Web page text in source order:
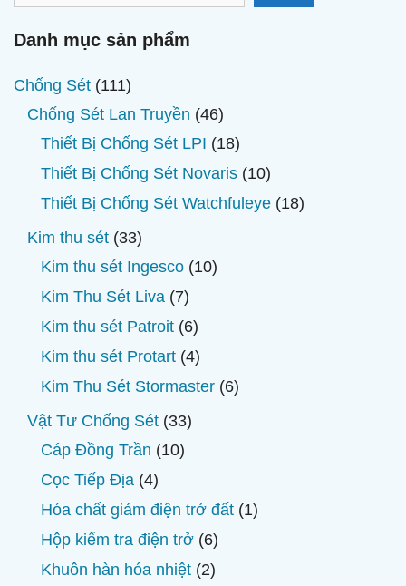
Danh mục sản phẩm
Chống Sét 111111
sản
phẩm
Chống Sét Lan Truyền 4646
sản
phẩm
Thiết Bị Chống Sét LPI 1818
sản
phẩm
Thiết Bị Chống Sét Novaris 1010
sản
Thiết Bị Chống Sét Watchfuleye 1818
Kim thu sét 3333
sản
phẩm
Kim thu sét Ingesco 1010
Kim Thu Sét Liva 77
sản
phẩm
Kim thu sét Patroit 66
sản
phẩm
Kim thu sét Protart 44
sản
Kim Thu Sét Stormaster 66
Vật Tư Chống Sét 3333
Cáp Đồng Trần 1010
phẩm
Cọc Tiếp Địa 44
sản
phẩm
Hóa chất giảm điện trở đất 11
Hộp kiểm tra điện trở 66
sản
Khuôn hàn hóa nhiệt 22